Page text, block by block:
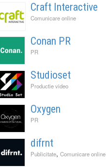
Craft Interactive
Comunicare online
Conan PR
PR
Studioset
Productie video
Oxygen
PR
difrnt
Publicitate, Comunicare online